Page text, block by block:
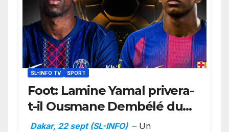
SL-INFO TV SPORT
Foot: Lamine Yamal privera-
t-il Ousmane Dembélé du
Ballon d’or ?
Dakar, 22 sept (SL-INFO) – Un